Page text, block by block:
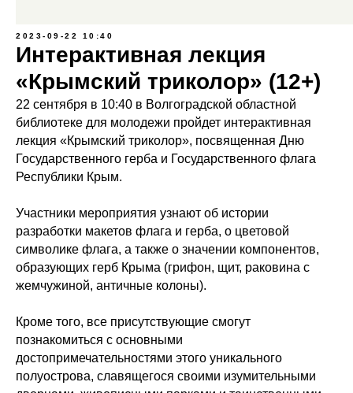
2023-09-22 10:40
Интерактивная лекция
«Крымский триколор» (12+)
22 сентября в 10:40 в Волгоградской областной
библиотеке для молодежи пройдет интерактивная
лекция «Крымский триколор», посвященная Дню
Государственного герба и Государственного флага
Республики Крым.
Участники мероприятия узнают об истории
разработки макетов флага и герба, о цветовой
символике флага, а также о значении компонентов,
образующих герб Крыма (грифон, щит, раковина с
жемчужиной, античные колоны).
Кроме того, все присутствующие смогут
познакомиться с основными
достопримечательностями этого уникального
полуострова, славящегося своими изумительными